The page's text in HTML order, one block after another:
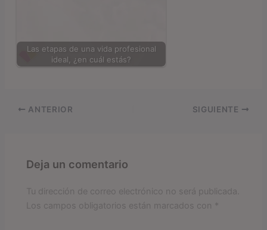
Las etapas de una vida profesional
ideal, ¿en cuál estás?
ANTERIOR SIGUIENTE
Deja un comentario
Tu dirección de correo electrónico no será publicada.
Los campos obligatorios están marcados con *